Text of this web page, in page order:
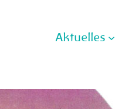
Aktuelles